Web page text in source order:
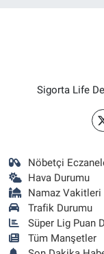
Sigorta Life
Nöbetçi
Hava Durumu
Namaz Vakitleri
Trafik Durumu
Süper Lig Puan
Tüm Manşetler